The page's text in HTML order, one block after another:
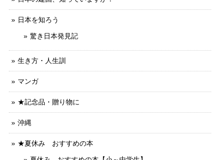
日本を知ろう
驚き日本発見記
生き方・人生訓
マンガ
★記念品・贈り物に
沖縄
★夏休み おすすめの本